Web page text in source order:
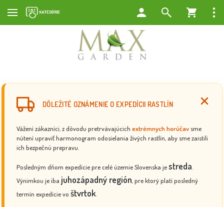
DÔLEŽITÉ OZNÁMENIE O EXPEDÍCII RASTLÍN
Vážení zákazníci, z dôvodu pretrvávajúcich extrémnych horúčav sme
nútení upraviť harmonogram odosielania živých rastlín, aby sme zaistili
ich bezpečnú prepravu.
Posledným dňom expedície pre celé územie Slovenska jestreda
Výnimkou je iba juhozápadný región , pre ktorý platí posledný
termín expedície vo štvrtok